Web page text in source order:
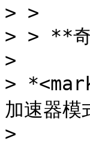
> >
> > **
>
>
加速器
>